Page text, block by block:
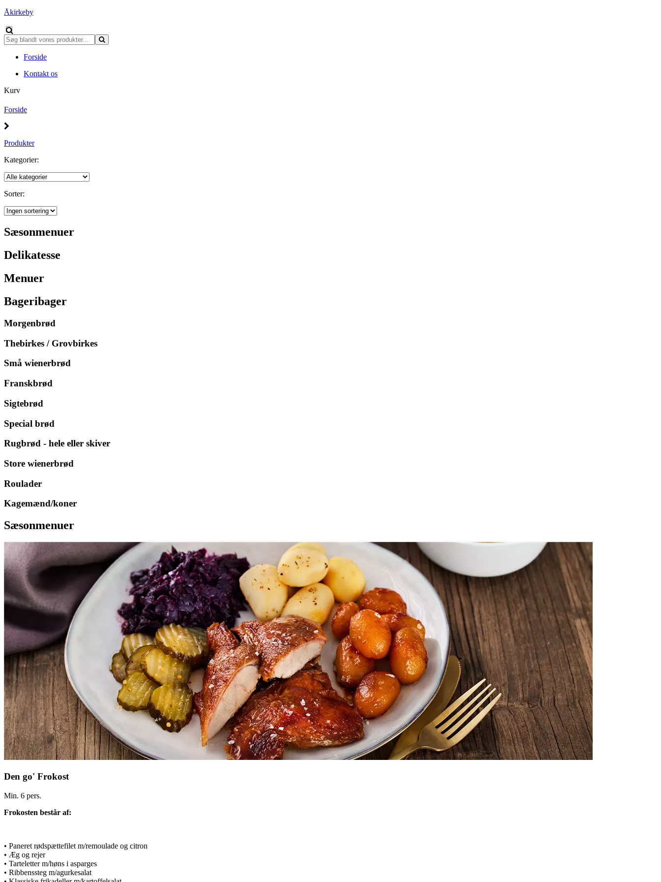
Åkirkeby
Forside
Kontakt os
Kurv
Forside
Produkter
Kategorier:
Sorter:
Sæsonmenuer
Delikatesse
Menuer
Bageribager
Morgenbrød
Thebirkes / Grovbirkes
Små wienerbrød
Franskbrød
Sigtebrød
Special brød
Rugbrød - hele eller skiver
Store wienerbrød
Roulader
Kagemænd/koner
Sæsonmenuer
Den go' Frokost
Min. 6 pers.
Frokosten består af:
• Paneret rødspættefilet m/remoulade og citron
• Æg og rejer
• Tarteletter m/høns i asparges
• Ribbenssteg m/agurkesalat